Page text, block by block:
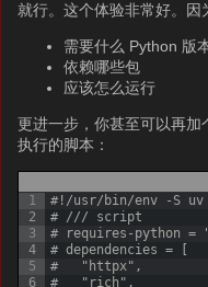
就行。这个体验非常好。因
需要什么 Python 版
依赖哪些包
应该怎么运行
更进一步，你甚至可以再
执行的脚本：
1
2
3
4
5
6
#!/usr/bin/env -S
# /// script
# requires-python =
# dependencies = [
#   "httpx",
#   "rich",